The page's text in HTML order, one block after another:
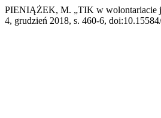
PIENIĄŻEK, M. „TIK w wolontariacie
4, grudzień 2018, s. 460-6,